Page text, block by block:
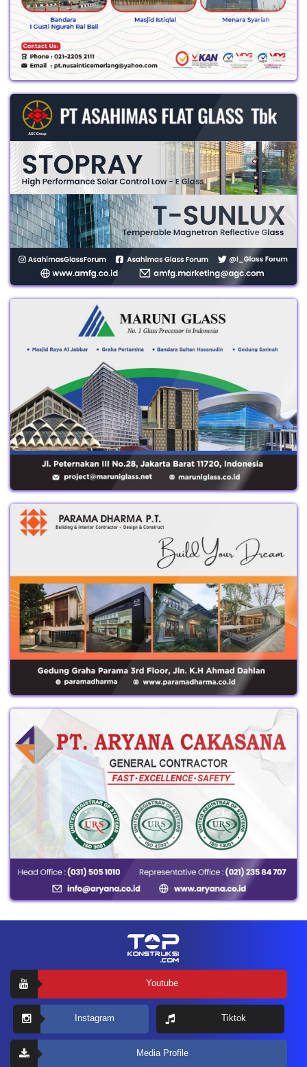
Youtube
Instagram Tiktok
Media Profile